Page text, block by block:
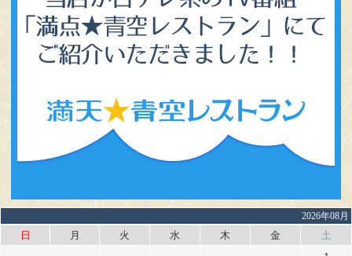
2026年08月
日 月 火 水 木 金
土